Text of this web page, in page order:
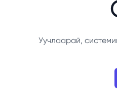
Уучлаарай,